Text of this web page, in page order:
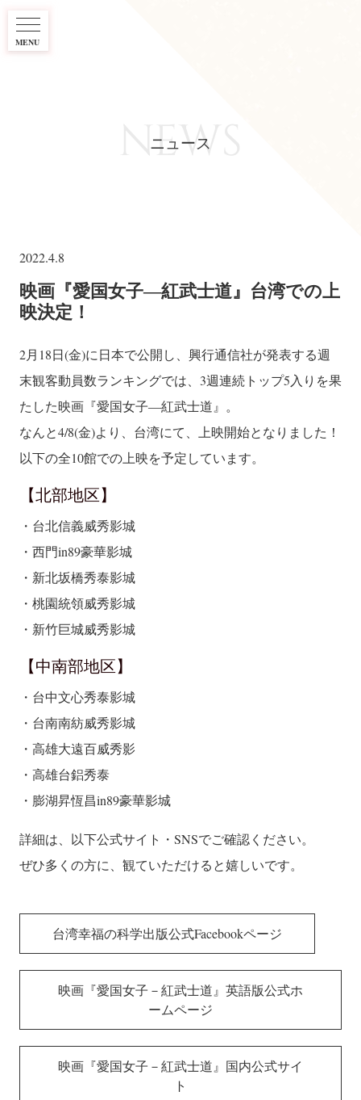
MENU
ニュース
NEWS
2022.4.8
映画『愛国女子―紅武士道』台湾での上
映決定！
2月18日(金)に日本で公開し、興行通信社が発表する週
末観客動員数ランキングでは、3週連続トップ5入りを果
たした映画『愛国女子―紅武士道』。
なんと4/8(金)より、台湾にて、上映開始となりました！
以下の全10館での上映を予定しています。
【北部地区】
・台北信義威秀影城
・西門in89豪華影城
・新北坂橋秀泰影城
・桃園統領威秀影城
・新竹巨城威秀影城
【中南部地区】
・台中文心秀泰影城
・台南南紡威秀影城
・高雄大遠百威秀影
・高雄台鋁秀泰
・膨湖昇恆昌in89豪華影城
詳細は、以下公式サイト・SNSでご確認ください。
ぜひ多くの方に、観ていただけると嬉しいです。
台湾幸福の科学出版公式Facebookページ
映画『愛国女子－紅武士道』英語版公式ホ
ームページ
映画『愛国女子－紅武士道』国内公式サイ
ト